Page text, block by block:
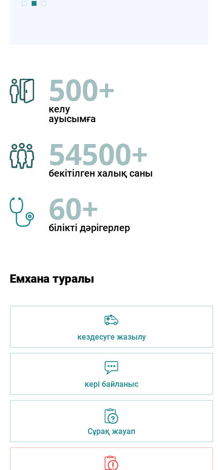
500+
келу
ауысымға
54500+
бекітілген халық саны
60+
білікті дәрігерлер
Емхана туралы
кездесуге жазылу
кері байланыс
Сұрақ жауап